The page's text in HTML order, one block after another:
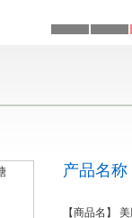
产品名
【商品名】